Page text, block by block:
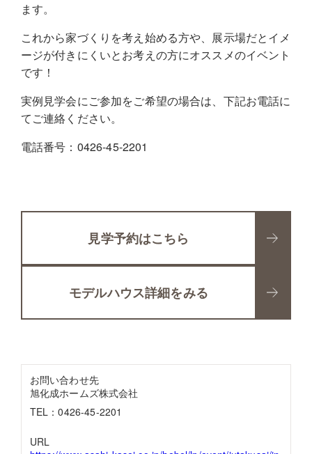
ます。
これから家づくりを考え始める方や、展示場だとイメ
ージが付きにくいとお考えの方にオススメのイベント
です！
実例見学会にご参加をご希望の場合は、下記お電話に
てご連絡ください。
電話番号：0426-45-2201
見学予約はこちら
モデルハウス詳細をみる
お問い合わせ先
旭化成ホームズ株式会社
TEL：0426-45-2201
URL